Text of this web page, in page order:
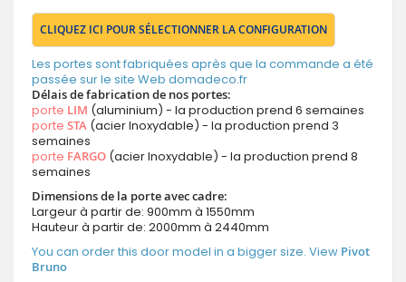
CLIQUEZ ICI POUR SÉLECTIONNER LA CONFIGURATION
Les portes sont fabriquées après que la commande a été
passée sur le site Web domadeco.fr
Délais de fabrication de nos portes:
porte LIM (aluminium) - la production prend 6 semaines
porte STA (acier Inoxydable) - la production prend 3
semaines
porte FARGO (acier Inoxydable) - la production prend 8
semaines
Dimensions de la porte avec cadre:
Largeur à partir de: 900mm à 1550mm
Hauteur à partir de: 2000mm à 2440mm
You can order this door model in a bigger size. View Pivot
Bruno